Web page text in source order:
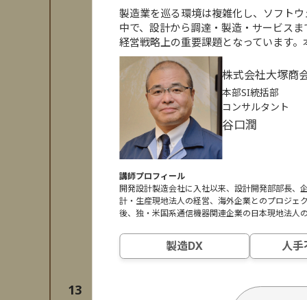
13
セミナー検索
特別セミナー
AI
災害対策
クラウ
製造業を巡る環境は複雑化し、ソフト
中で、設計から調達・製造・サービス
経営戦略上の重要課題となっています
株式会社大塚商
本部SI統括部
コンサルタント
谷口潤
講師プロフィール
開発設計製造会社に入社以来、設計開発部部長、
計・生産現地法人の経営、海外企業とのプロジェ
後、独・米国系通信機器関連企業の日本現地法人
製造DX 人手